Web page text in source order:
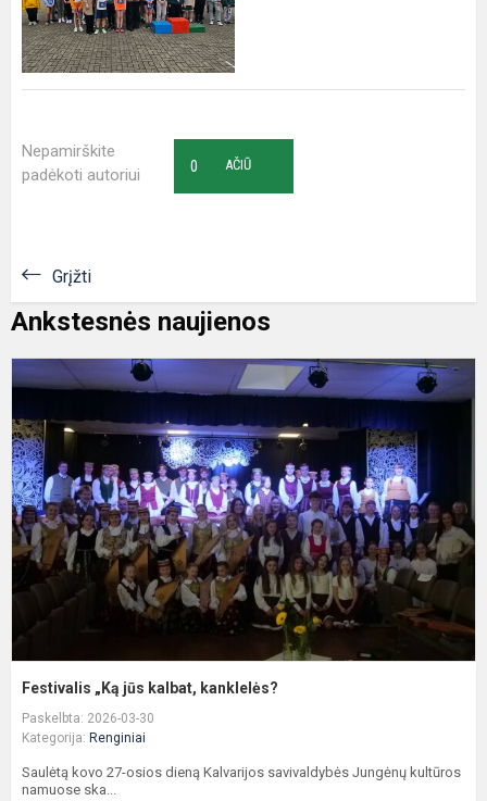
Nepamirškite
padėkoti autoriui
AČIŪ
0
Grįžti
Ankstesnės naujienos
Festivalis „Ką jūs kalbat, kanklelės?
Paskelbta: 2026-03-30
Kategorija: Renginiai
Saulėtą kovo 27-osios dieną Kalvarijos savivaldybės Jungėnų kultūros
namuose ska...